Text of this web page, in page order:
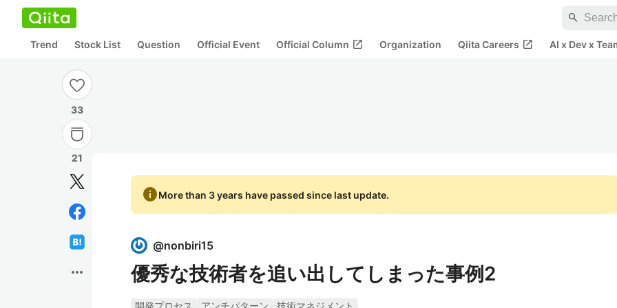
search
Trend Stock List Question Official Event Official Column open_in_new Organization Qiita Careers open_in_new AI x Dev x
33
21
more_horiz
infoMore than 3 years have passed since last update.
@nonbiri15
優秀な技術者を追い出してしまった事例2
開発プロセス アンチパターン
技術マネジメント